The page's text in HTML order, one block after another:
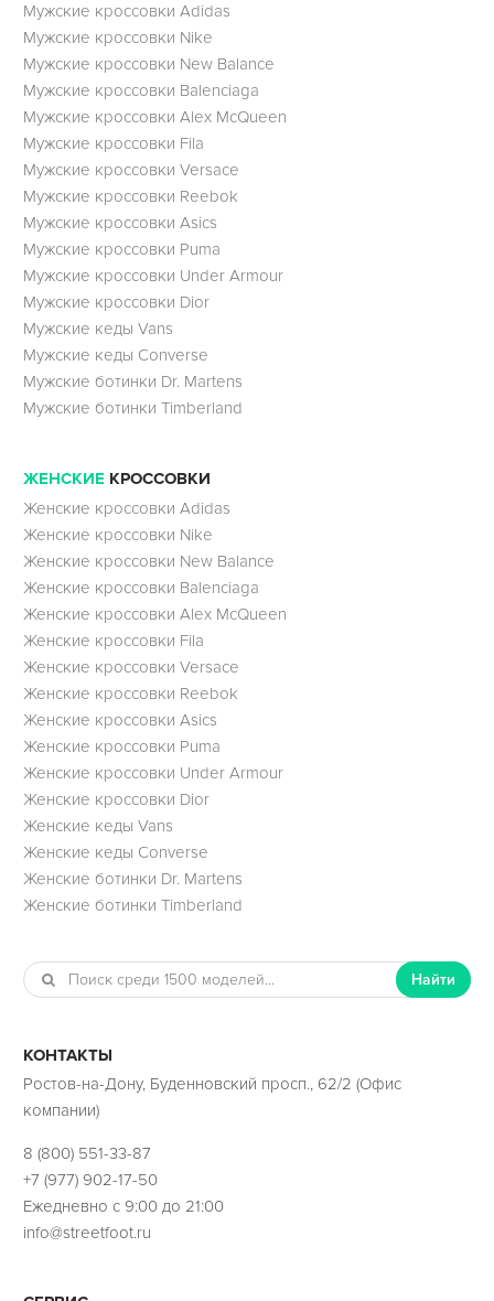
Мужские кроссовки Adidas
Мужские кроссовки Nike
Мужские кроссовки New Balance
Мужские кроссовки Balenciaga
Мужские кроссовки Alex McQueen
Мужские кроссовки Fila
Мужские кроссовки Versace
Мужские кроссовки Reebok
Мужские кроссовки Asics
Мужские кроссовки Puma
Мужские кроссовки Under Armour
Мужские кроссовки Dior
Мужские кеды Vans
Мужские кеды Converse
Мужские ботинки Dr. Martens
Мужские ботинки Timberland
ЖЕНСКИЕ КРОССОВКИ
Женские кроссовки Adidas
Женские кроссовки Nike
Женские кроссовки New Balance
Женские кроссовки Balenciaga
Женские кроссовки Alex McQueen
Женские кроссовки Fila
Женские кроссовки Versace
Женские кроссовки Reebok
Женские кроссовки Asics
Женские кроссовки Puma
Женские кроссовки Under Armour
Женские кроссовки Dior
Женские кеды Vans
Женские кеды Converse
Женские ботинки Dr. Martens
Женские ботинки Timberland
Найти
КОНТАКТЫ
Ростов-на-Дону, Буденновский просп., 62/2 (Офис
компании)
8 (800) 551-33-87
+7 (977) 902-17-50
Ежедневно с 9:00 до 21:00
info@streetfoot.ru